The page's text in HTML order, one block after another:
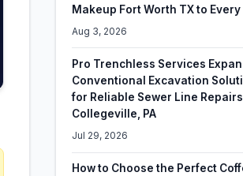
Makeup Fort Worth TX to Every
Aug 3, 2026
Pro Trenchless Services
Conventional Excavation
for Reliable Sewer Line
Collegeville, PA
Jul 29, 2026
How to Choose the Perfect